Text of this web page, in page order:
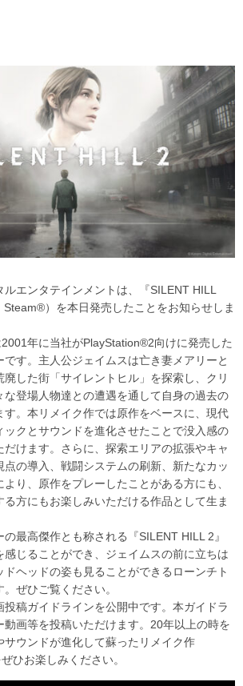
エンタテインメントは、『SILENT HILL
）を本日発売したことをお知らせしま
2001年に当社がPlayStation®2向けに発売した
す。主人公ジェイムスは亡き妻メアリーと
した街「サイレントヒル」を探索し、クリ
な登場人物達との遭遇を通して自身の過去の
す。本リメイク作では原作をベースに、現代
ックとサウンドを進化させたことで没入感の
だけます。さらに、探索エリアの拡張やキャ
点の導入、戦闘システムの刷新、新たなカッ
より、原作をプレーしたことがある方にも、
方にもお楽しみいただける作品として生ま
最高傑作とも称される『SILENT HILL 2』
じることができ、ジェイムスの前に立ちは
ドヘッドの姿も見ることができるローンチト
ぜひご覧ください。
投稿ガイドラインを公開中です。本ガイドラ
動画等を投稿いただけます。20年以上の時を
サウンドが進化して蘇ったリメイク作
ひお楽しみください。